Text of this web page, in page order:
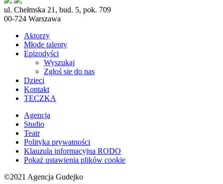
ul. Chełmska 21, bud. 5, pok. 709
00-724 Warszawa
Aktorzy
Młode talenty
Epizodyści
Wyszukaj
Zgłoś sie do nas
Dzieci
Kontakt
TECZKA
Agencja
Studio
Teatr
Polityka prywatności
Klauzula informacyjna RODO
Pokaż ustawienia plików cookie
©2021 Agencja Gudejko